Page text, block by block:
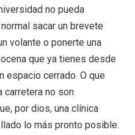
no pueda
sacar un brevete
volante o ponerte una
que ya tienes desde
espacio cerrado. O que
carretera no son
por dios, una clínica
lo más pronto posible.